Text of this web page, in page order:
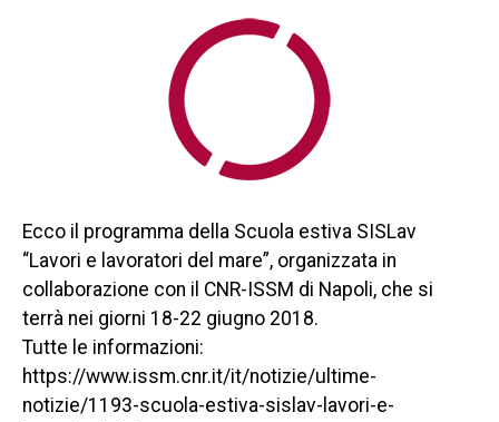
Ecco il programma della Scuola estiva SISLav
“Lavori e lavoratori del mare”, organizzata in
collaborazione con il CNR-ISSM di Napoli, che si
terrà nei giorni 18-22 giugno 2018.
Tutte le informazioni:
https://www.issm.cnr.it/it/notizie/ultime-
notizie/1193-scuola-estiva-sislav-lavori-e-